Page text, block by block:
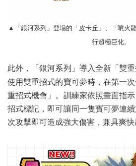
▲「銀河系列」登場的「皮卡丘」、「噴火
行超極巨化。
此外，「銀河系列」導入全新「雙
使用雙重招式的寶可夢時，在第一
重招式機會」。訓練家依照畫面指
招式標記，即可讓同一隻寶可夢連
次攻擊即可造成強大傷害，兼具爽快